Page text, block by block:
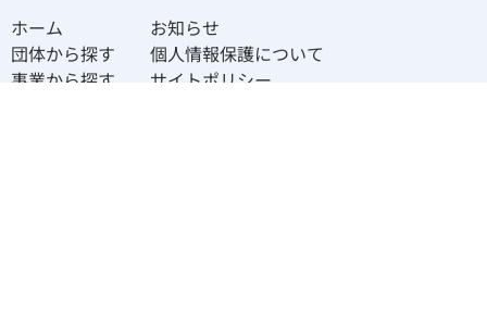
ホーム
団体から探す
事業から探す
お知らせ
個人情報保護について
サイトポリシー